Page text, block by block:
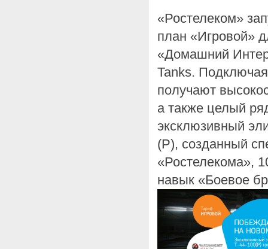
«Ростелеком»
план «Игровой»
«Домашний
Tanks.
получают
а также целый
эксклюзивный
(Р), созданный
«Ростелекома»,
навык «Боевое